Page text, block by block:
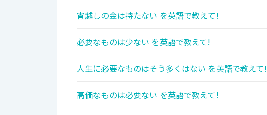
宵越しの金は持たない を英語で教えて!
必要なものは少ない を英語で教えて!
人生に必要なものはそう多くはない を英語で教えて!
高価なものは必要ない を英語で教えて!